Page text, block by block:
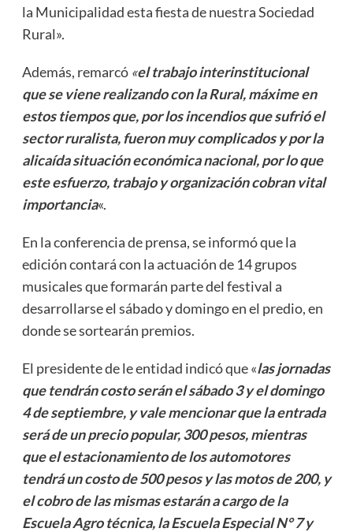
la Municipalidad esta fiesta de nuestra Sociedad
Rural».
Además, remarcó «el trabajo interinstitucional
que se viene realizando con la Rural, máxime en
estos tiempos que, por los incendios que sufrió el
sector ruralista, fueron muy complicados y por la
alicaída situación económica nacional, por lo que
este esfuerzo, trabajo y organización cobran vital
importancia«.
En la conferencia de prensa, se informó que la
edición contará con la actuación de 14 grupos
musicales que formarán parte del festival a
desarrollarse el sábado y domingo en el predio, en
donde se sortearán premios.
El presidente de le entidad indicó que «las jornadas
que tendrán costo serán el sábado 3 y el domingo
4 de septiembre, y vale mencionar que la entrada
será de un precio popular, 300 pesos, mientras
que el estacionamiento de los automotores
tendrá un costo de 500 pesos y las motos de 200, y
el cobro de las mismas estarán a cargo de la
Escuela Agro técnica, la Escuela Especial N° 7 y